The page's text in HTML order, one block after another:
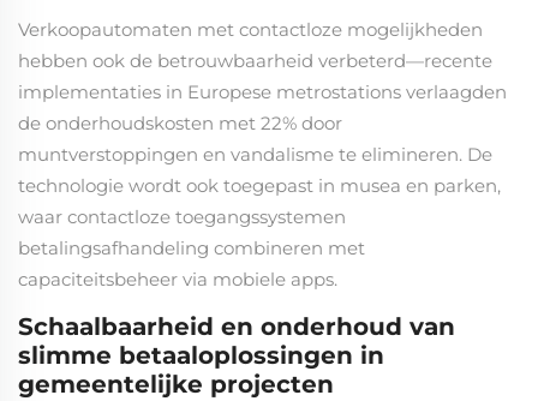
Verkoopautomaten met contactloze mogelijkheden
hebben ook de betrouwbaarheid verbeterd—recente
implementaties in Europese metrostations verlaagden
de onderhoudskosten met 22% door
muntverstoppingen en vandalisme te elimineren. De
technologie wordt ook toegepast in musea en parken,
waar contactloze toegangssystemen
betalingsafhandeling combineren met
capaciteitsbeheer via mobiele apps.
Schaalbaarheid en onderhoud van
slimme betaaloplossingen in
gemeentelijke projecten